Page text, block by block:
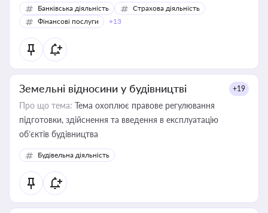
Банківська діяльність
Страхова діяльність
Фінансові послуги
+13
Земельні відносини у будівництві +19
Про що тема: Тема охоплює правове регулювання
підготовки, здійснення та введення в експлуатацію
об’єктів будівництва
Будівельна діяльність